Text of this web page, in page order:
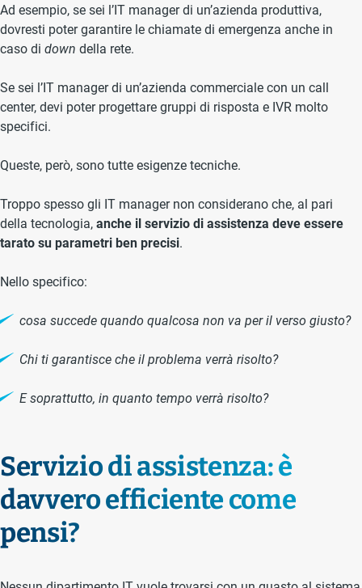
Ad esempio, se sei l’IT manager di un’azienda produttiva,
dovresti poter garantire le chiamate di emergenza anche in
caso di down della rete.
Se sei l’IT manager di un’azienda commerciale con un call
center, devi poter progettare gruppi di risposta e IVR molto
specifici.
Queste, però, sono tutte esigenze tecniche.
Troppo spesso gli IT manager non considerano che, al pari
della tecnologia, anche il servizio di assistenza deve essere
tarato su parametri ben precisi.
Nello specifico:
cosa succede quando qualcosa non va per il verso giusto?
Chi ti garantisce che il problema verrà risolto?
E soprattutto, in quanto tempo verrà risolto?
Servizio di assistenza: è
davvero efficiente come
pensi?